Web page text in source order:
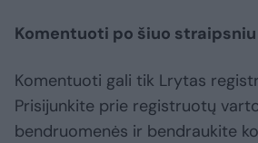
Komentuoti po šiuo straipsniu
Komentuoti gali tik Lrytas
Prisijunkite prie registruotų
bendruomenės ir bendraukite